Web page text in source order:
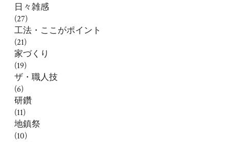
日々雑感
(27)
工法・ここがポイント
(21)
家づくり
(19)
ザ・職人技
(6)
研鑽
(11)
地鎮祭
(10)